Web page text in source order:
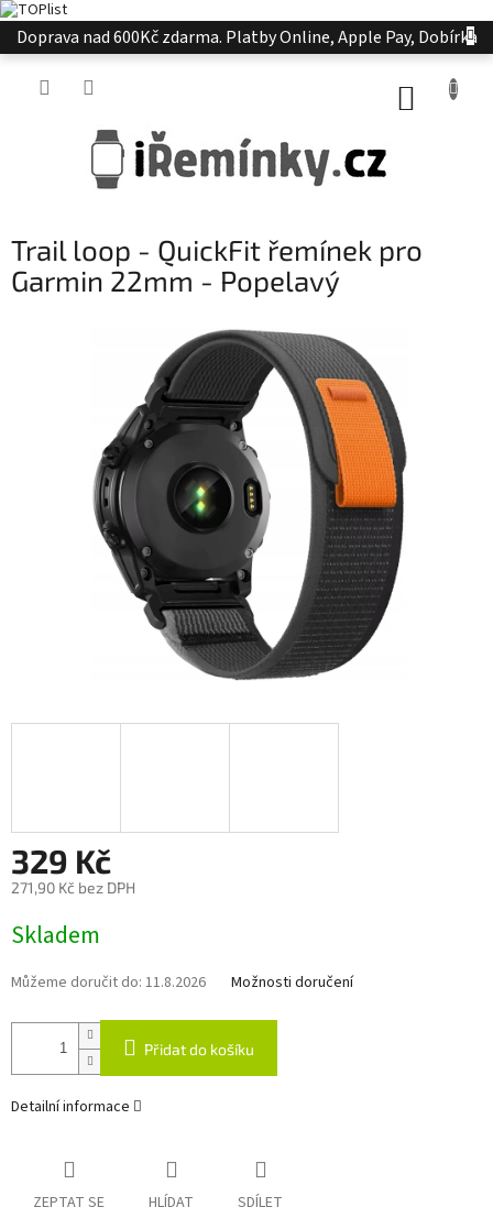
Přejít
na
Doprava nad 600Kč zdarma. Platby Online, Apple Pay, Dobírka
Trail loop - QuickFit řemínek pro
Garmin 22mm - Popelavý
329 Kč
271,90 Kč bez DPH
cena:
Skladem
Můžeme doručit do: 11.8.2026 Možnosti doručení
Přidat do košíku
Detailní informace
ZEPTAT SE HLÍDAT SDÍLET